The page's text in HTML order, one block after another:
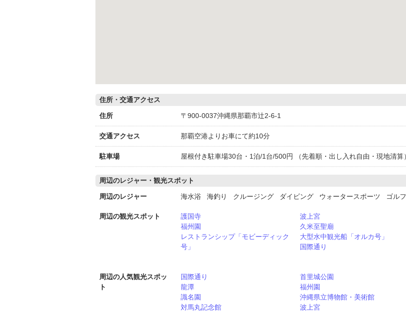
住所・交通アクセス
住所 〒900-0037沖縄県那覇市辻2-6-1
交通アクセス 那覇空港よりお車にて約10分
駐車場 屋根付き駐車場30台・1泊/1台/500円 （先着順・出し入れ自由・現地清算
周辺のレジャー・観光スポット
周辺のレジャー 海水浴 海釣り クルージング ダイビング ウォータースポーツ ゴル
周辺の観光スポット 護国寺 波上宮
福州園
久米至聖廟
レストランシップ「モビーディック
号」
大型水中観光船「オルカ号」
国際通り
周辺の人気観光スポッ
ト
国際通り 首里城公園
龍潭
福州園
識名園
沖縄県立博物館・美術館
対馬丸記念館
波上宮